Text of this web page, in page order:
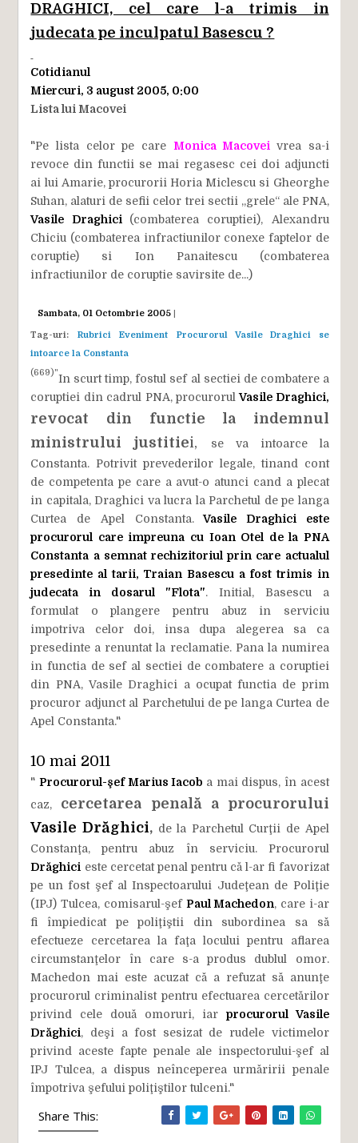
DRAGHICI, cel care l-a trimis in
judecata pe inculpatul Basescu ?
Cotidianul
Miercuri, 3 august 2005, 0:00
Lista lui Macovei
"Pe lista celor pe care Monica Macovei vrea sa-i
revoce din functii se mai regasesc cei doi adjuncti
ai lui Amarie, procurorii Horia Miclescu si Gheorghe
Suhan, alaturi de sefii celor trei sectii „grele“ ale PNA,
Vasile Draghici (combaterea coruptiei), Alexandru
Chiciu (combaterea infractiunilor conexe faptelor de
coruptie) si Ion Panaitescu (combaterea
infractiunilor de coruptie savirsite de...)
Sambata, 01 Octombrie 2005|
Tag-uri: Rubrici Eveniment
Procurorul Vasile Draghici se
intoarce la Constanta
(669)"In scurt timp, fostul sef al sectiei de combatere a
coruptiei din cadrul PNA, procurorulVasile Draghici,
revocat din functie la indemnul
ministrului justitiei,
se va intoarce la
Constanta. Potrivit prevederilor legale, tinand cont
de competenta pe care a avut-o atunci cand a plecat
in capitala, Draghici va lucra la Parchetul de pe langa
Curtea de Apel Constanta.Vasile Draghici este
procurorul care impreuna cu Ioan Otel de la PNA
Constanta a semnat rechizitoriul prin care actualul
presedinte al tarii, Traian Basescu a fost trimis in
judecata in dosarul "Flota". Initial, Basescu a
formulat o plangere pentru abuz in serviciu
impotriva celor doi, insa dupa alegerea sa ca
presedinte a renuntat la reclamatie. Pana la numirea
in functia de sef al sectiei de combatere a coruptiei
din PNA, Vasile Draghici a ocupat functia de prim
procuror adjunct al Parchetului de pe langa Curtea de
Apel Constanta."
10 mai 2011
"Procurorul-şef Marius Iacob a mai dispus, în acest
caz, cercetarea penală a procurorului
Vasile Drăghici, de la Parchetul Curţii de Apel
Constanţa, pentru abuz în serviciu. Procurorul
Drăghici este cercetat penal pentru că l-ar fi favorizat
pe un fost şef al Inspectoarului Judeţean de Poliţie
(IPJ) Tulcea, comisarul-şef Paul Machedon, care i-ar
fi împiedicat pe poliţiştii din subordinea sa să
efectueze cercetarea la faţa locului pentru aflarea
circumstanţelor în care s-a produs dublul omor.
Machedon mai este acuzat că a refuzat să anunţe
procurorul criminalist pentru efectuarea cercetărilor
privind cele două omoruri, iar procurorul Vasile
Drăghici, deşi a fost sesizat de rudele victimelor
privind aceste fapte penale ale inspectorului-şef al
IPJ Tulcea, a dispus neînceperea urmăririi penale
împotriva şefului poliţiştilor tulceni."
Share This: